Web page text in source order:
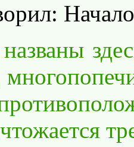
здесь